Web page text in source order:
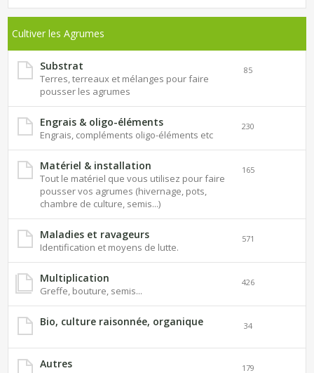
Cultiver les Agrumes
Substrat
Terres, terreaux et mélanges pour faire
pousser les agrumes
85
Engrais & oligo-éléments
Engrais, compléments oligo-éléments etc
230
Matériel & installation
Tout le matériel que vous utilisez pour faire
pousser vos agrumes (hivernage, pots,
chambre de culture, semis...)
165
Maladies et ravageurs
Identification et moyens de lutte.
571
Multiplication
Greffe, bouture, semis...
426
Bio, culture raisonnée, organique 34
Autres 179